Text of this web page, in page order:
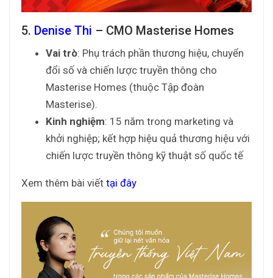
5. Denise Thi – CMO Masterise Homes
Vai trò: Phụ trách phần thương hiệu, chuyển
đổi số và chiến lược truyền thông cho
Masterise Homes (thuộc Tập đoàn
Masterise).
Kinh nghiệm: 15 năm trong marketing và
khởi nghiệp; kết hợp hiệu quả thương hiệu với
chiến lược truyền thông kỹ thuật số quốc tế
Xem thêm bài viết tại đây